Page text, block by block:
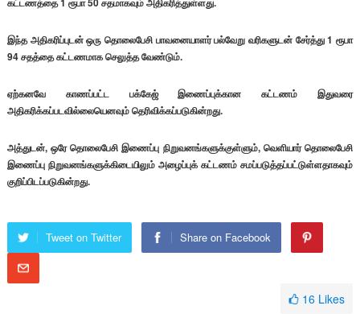
இந்த அதிகரிப்புடன் ஒரு தொலைபேசி பாவனையாளர் பல்வேறு வரிகளுடன் சேர்த்து 1 ரூபா
94 சதத்தை கட்டணமாக செலுத்த வேண்டும்.
ஏற்கனவே காணப்பட்ட பக்கேஜ் இணைப்புக்கான கட்டணம் இதுவரை
அதிகரிக்கப்படவில்லையெனவும் தெரிவிக்கப்படுகின்றது.
அத்துடன், ஒரே தொலைபேசி இணைப்பு நிறுவனங்களுக்குள்ளும், வெளியார் தொலைபேசி
இணைப்பு நிறுவனங்களுக்கிடையிலும் அழைப்புக் கட்டணம் சமப்படுத்தப்பட்டுள்ளதாகவும்
குறிப்பிடப்படுகின்றது.
Tweet on Twitter Share on Facebook
16 Likes